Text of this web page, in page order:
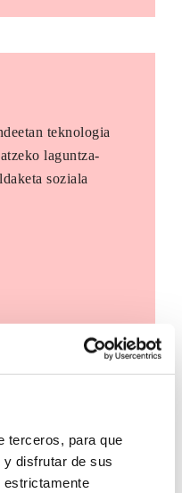
terceros, para que
disfrutar de sus
estrictamente
teknologia
laguntza-
soziala